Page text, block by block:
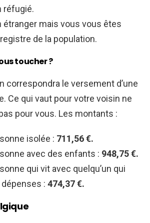
réfugié.
étranger mais vous vous êtes
de la population.
toucher ?
correspondra le versement d’une
Ce qui vaut pour votre voisin ne
pour vous. Les montants :
isolée : 711,56 €.
avec des enfants : 948,75 €.
qui vit avec quelqu’un qui
: 474,37 €.